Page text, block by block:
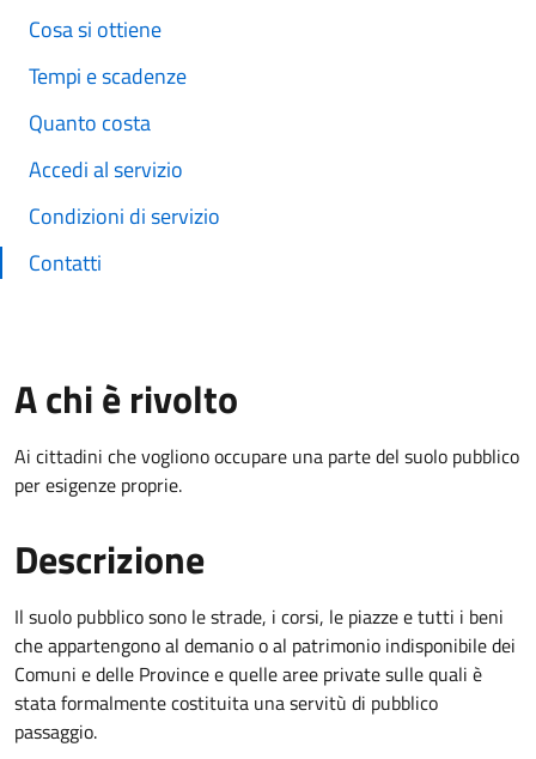
Cosa si ottiene
Tempi e scadenze
Quanto costa
Accedi al servizio
Condizioni di servizio
Contatti
A chi è rivolto
Ai cittadini che vogliono occupare una parte del suolo pubblico
per esigenze proprie.
Descrizione
Il suolo pubblico sono le strade, i corsi, le piazze e tutti i beni
che appartengono al demanio o al patrimonio indisponibile dei
Comuni e delle Province e quelle aree private sulle quali è
stata formalmente costituita una servitù di pubblico
passaggio.